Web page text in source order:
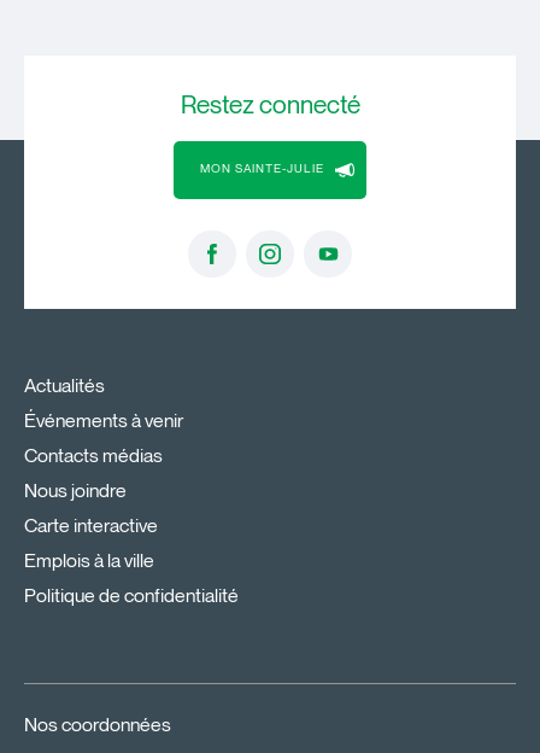
Restezconnecté
MON SAINTE-JULIE
Actualités
Événements à venir
Contacts médias
Nous joindre
Carte interactive
Emplois à la ville
Politique de confidentialité
Nos coordonnées